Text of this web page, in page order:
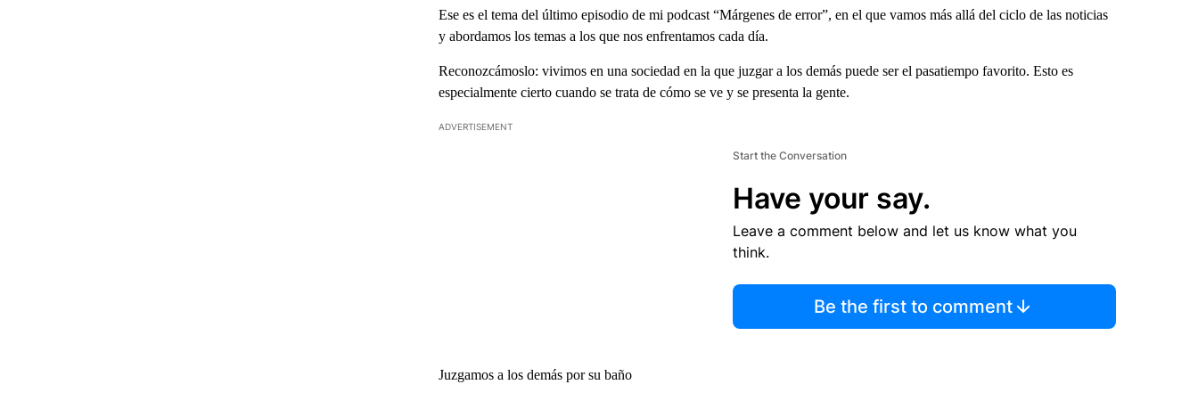
Ese es el tema del último episodio de mi podcast “Márgenes de error”, en el que vamos más allá del ciclo de las noticias
y abordamos los temas a los que nos enfrentamos cada día.
Reconozcámoslo: vivimos en una sociedad en la que juzgar a los demás puede ser el pasatiempo favorito. Esto es
especialmente cierto cuando se trata de cómo se ve y se presenta la gente.
ADVERTISEMENT
Start the Conversation
Have your say.
Leave a comment below and let us know what you
think.
Be the first to comment
Juzgamos a los demás por su baño